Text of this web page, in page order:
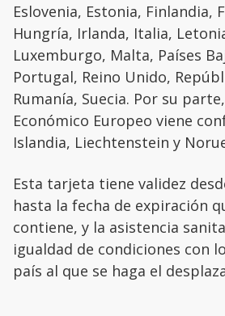
Eslovenia, Estonia, Finlandia,
Hungría, Irlanda, Italia,
Luxemburgo, Malta, Países
Portugal, Reino Unido,
Rumanía, Suecia. Por su
Económico Europeo viene
Islandia, Liechtenstein y
Esta tarjeta tiene validez
hasta la fecha de expiración
contiene, y la asistencia
igualdad de condiciones con
país al que se haga el